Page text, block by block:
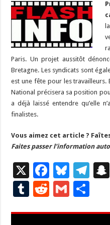
b
o
o
k
ky gr
a
m
m
bl
r
d
di
t
ai
l
ta
g
er
Paris. Un projet aussitôt
Bretagne. Les syndicats sont
est une fête pour les travailleurs.
National précisera sa position
a déjà laissé entendre qu’elle
finalistes.
Vous aimez cet article ?
Faites passer l’information
X
F
ac
e
b
Bl
u
es
ky
T
gr
T
R
d
G
ai ta